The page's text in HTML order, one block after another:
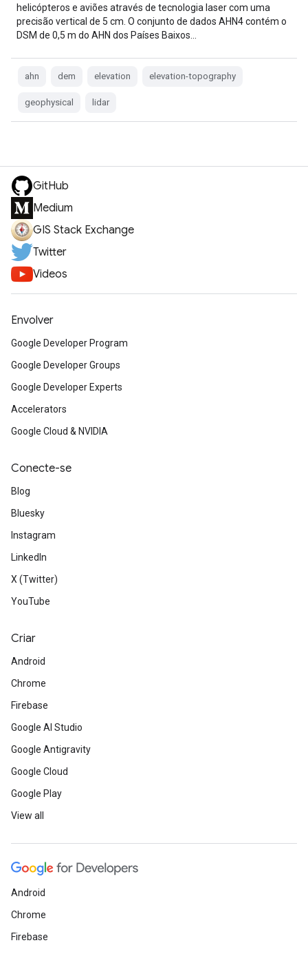
helicópteros e aviões através de tecnologia laser com uma
precisão vertical de 5 cm. O conjunto de dados AHN4 contém o
DSM de 0,5 m do AHN dos Países Baixos…
ahn dem elevation elevation-topography
geophysical lidar
GitHub
Medium
GIS Stack Exchange
Twitter
Videos
Envolver
Google Developer Program
Google Developer Groups
Google Developer Experts
Accelerators
Google Cloud & NVIDIA
Conecte-se
Blog
Bluesky
Instagram
LinkedIn
X (Twitter)
YouTube
Criar
Android
Chrome
Firebase
Google AI Studio
Google Antigravity
Google Cloud
Google Play
View all
Android
Chrome
Firebase